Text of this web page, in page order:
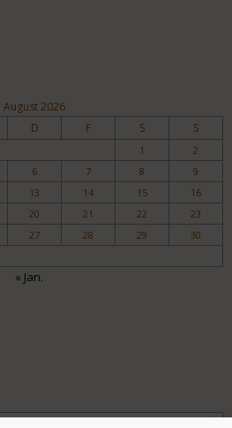
August 2026
D F S S
1
2
6 7 8
9
13 14 15
16
20 21 22
23
27 28 29
30
« Jan.